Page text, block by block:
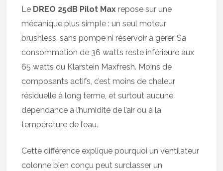
Le DREO 25dB Pilot Max repose sur une
mécanique plus simple : un seul moteur
brushless, sans pompe ni réservoir à gérer. Sa
consommation de 36 watts reste inférieure aux
65 watts du Klarstein Maxfresh. Moins de
composants actifs, c’est moins de chaleur
résiduelle à long terme, et surtout aucune
dépendance à l’humidité de l’air ou à la
température de l’eau.
Cette différence explique pourquoi un ventilateur
colonne bien conçu peut surclasser un